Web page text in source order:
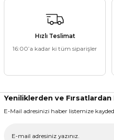
konularda yetersiz gördüğünüz
kullanarak tarafımıza iletebilirsiniz.
Ürün resmi kalitesiz, bozuk
Ürün fiyatı diğer sitelerden daha
Bu ürüne benzer farklı
Hızlı Teslimat
16:00’a kadar ki tüm siparişler
Yeniliklerden ve
E-Mail adresinizi haber listemize